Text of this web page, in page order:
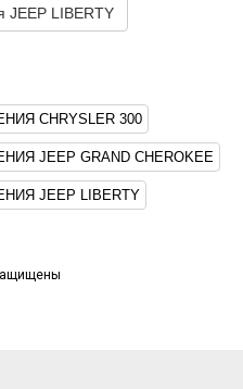
2009 V8 6.1L
2008
V6 3.0L DIESEL -
Turbocharged
2008
JEEP LIBERTY
CHRYSLER 300
JEEP GRAND CHEROKEE
JEEP LIBERTY